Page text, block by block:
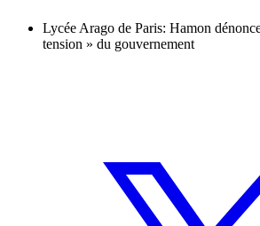
Lycée Arago de Paris: Hamon
tension » du gouvernement